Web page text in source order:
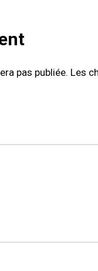
pas publiée. Les